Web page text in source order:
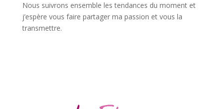
Nous suivrons ensemble les tendances du moment et
j’espère vous faire partager ma passion et vous la
transmettre.